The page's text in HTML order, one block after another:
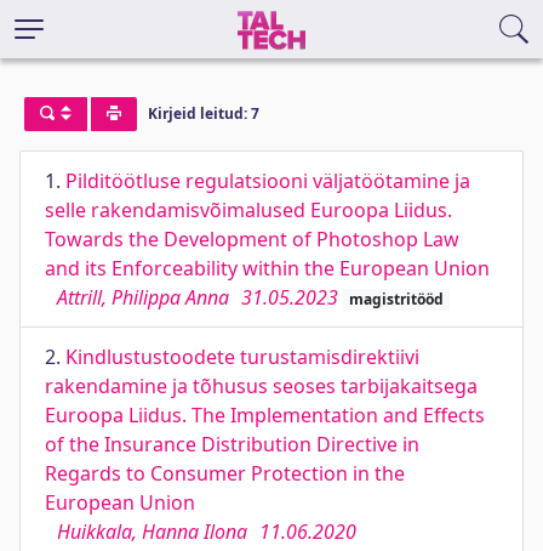
Kirjeid leitud: 7
1. Pilditöötluse regulatsiooni väljatöötamine ja
selle rakendamisvõimalused Euroopa Liidus.
Towards the Development of Photoshop Law
and its Enforceability within the European Union
Attrill, Philippa Anna 31.05.2023 magistritööd
2. Kindlustustoodete turustamisdirektiivi
rakendamine ja tõhusus seoses tarbijakaitsega
Euroopa Liidus. The Implementation and Effects
of the Insurance Distribution Directive in
Regards to Consumer Protection in the
European Union
Huikkala, Hanna Ilona 11.06.2020